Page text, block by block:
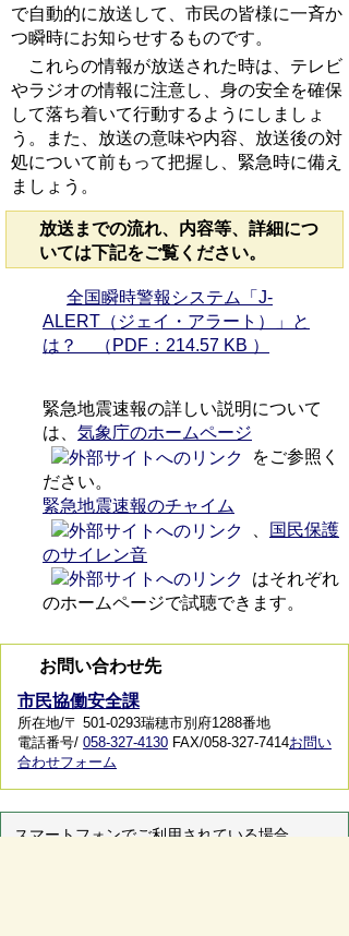
で自動的に放送して、市民の皆様に一斉か
つ瞬時にお知らせするものです。
これらの情報が放送された時は、テレビ
やラジオの情報に注意し、身の安全を確保
して落ち着いて行動するようにしましょ
う。また、放送の意味や内容、放送後の対
処について前もって把握し、緊急時に備え
ましょう。
放送までの流れ、内容等、詳細につ
いては下記をご覧ください。
全国瞬時警報システム「J-
ALERT（ジェイ・アラート）」と
は？ （PDF：214.57 KB ）
緊急地震速報の詳しい説明について
は、 気象庁のホームページ
をご参照く
ださい。
緊急地震速報のチャイム
国民保護
のサイレン音
はそれぞれ
のホームページで試聴できます。
お問い合わせ先
市民協働安全課
所在地/〒 501-0293瑞穂市別府1288番地
電話番号/ 058-327-4130 FAX/058-327-7414お問い
合わせフォーム
スマートフォンでご利用されている場合、